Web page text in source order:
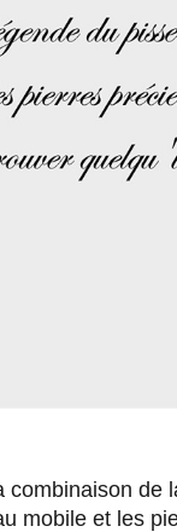
de
mobile et les